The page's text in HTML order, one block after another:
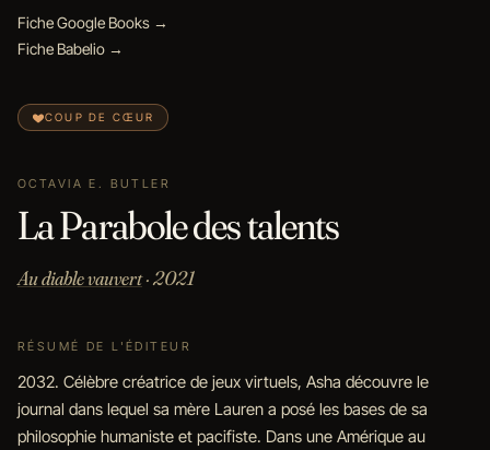
Fiche Google Books →
Fiche Babelio →
COUP DE CŒUR
OCTAVIA E. BUTLER
La Parabole des talents
Au diable vauvert· 2021
RÉSUMÉ DE L'ÉDITEUR
2032. Célèbre créatrice de jeux virtuels, Asha découvre le
journal dans lequel sa mère Lauren a posé les bases de sa
philosophie humaniste et pacifiste. Dans une Amérique au